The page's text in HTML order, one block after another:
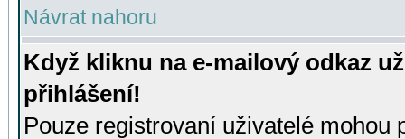
Návrat nahoru
Když kliknu na e-mailový odkaz
přihlášení!
Pouze registrovaní uživatelé mohou